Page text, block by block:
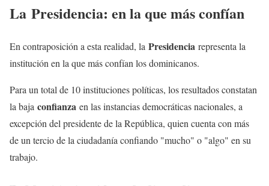
La Presidencia: en la que más confían
En contraposición a esta realidad, la Presidencia representa la
institución en la que más confían los dominicanos.
Para un total de 10 instituciones políticas, los resultados constatan
la baja confianza en las instancias democráticas nacionales, a
excepción del presidente de la República, quien cuenta con más
de un tercio de la ciudadanía confiando "mucho" o "algo" en su
trabajo.